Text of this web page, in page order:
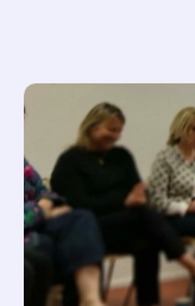
APPEL À SOUTIEN ,